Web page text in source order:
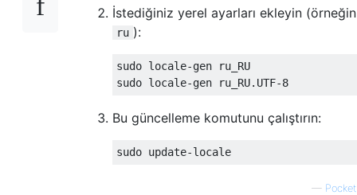
İstediğiniz yerel ayarları ekleyin (örneğin
ru ):
sudo locale-gen ru_RU
Bu güncelleme komutunu çalıştırın:
—